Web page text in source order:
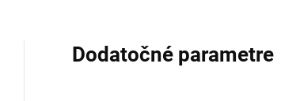
Dodatočné parametre